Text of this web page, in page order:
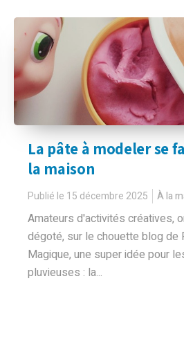
La pâte à modeler se
la maison
Publié le 15 décembre 2025 À la
Amateurs d'activités créatives,
dégoté, sur le chouette blog de
Magique, une super idée pour
pluvieuses : la...